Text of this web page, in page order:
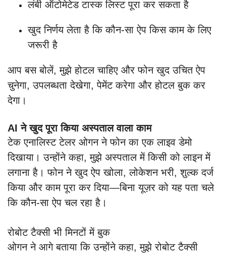
लंबी ऑटोमेटेड टास्क लिस्ट पूरा कर सकता है
खुद निर्णय लेता है कि कौन-सा ऐप किस काम के लिए
जरूरी है
आप बस बोलें, मुझे होटल चाहिए और फोन खुद उचित ऐप
चुनेगा, उपलब्धता देखेगा, पेमेंट करेगा और होटल बुक कर
देगा।
AI ने खुद पूरा किया अस्पताल वाला काम
टेक एनालिस्ट टेलर ओगन ने फोन का एक लाइव डेमो
दिखाया। उन्होंने कहा, मुझे अस्पताल में किसी को लाइन में
लगाना है। फोन ने खुद ऐप खोला, लोकेशन भरी, शुल्क दर्ज
किया और काम पूरा कर दिया—बिना यूज़र को यह पता चले
कि कौन-सा ऐप चल रहा है।
रोबोट टैक्सी भी मिनटों में बुक
ओगन ने आगे बताया कि उन्होंने कहा, मुझे रोबोट टैक्सी